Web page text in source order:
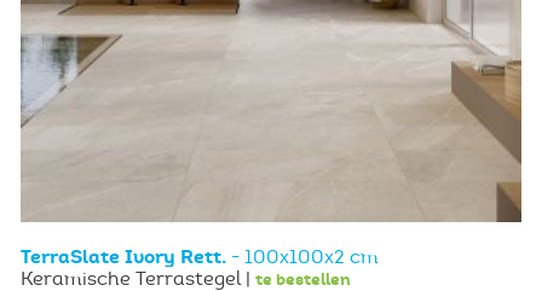
TerraSlate Ivory Rett. - 100x100x2 cm
Keramische Terrastegel | te bestellen